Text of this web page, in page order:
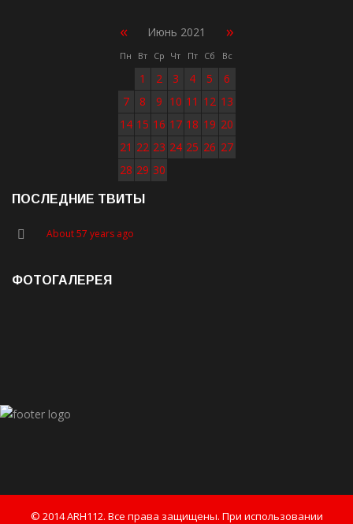
« Июнь 2021 »
Пн Вт Ср Чт Пт Сб Вс
1 2 3 4 5
6
7
8 9 10 11 12 13
14 15 16 17 18 19 20
21 22 23 24 25 26 27
28 29 30
ПОСЛЕДНИЕ ТВИТЫ
About 57 years ago
ФОТОГАЛЕРЕЯ
© 2014 ARH112. Все права защищены. При использовании